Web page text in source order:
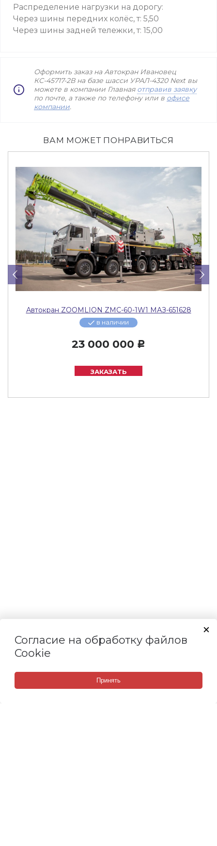
Распределение нагрузки на дорогу:
Через шины передних колёс, т: 5,50
Через шины задней тележки, т: 15,00
Оформить заказ на Автокран Ивановец
КС-45717-2В на базе шасси УРАЛ-4320 Next вы
можете в компании Главная отправив заявку
по почте, а также по телефону или в офисе
компании.
ВАМ МОЖЕТ ПОНРАВИТЬСЯ
Автокран ZOOMLION ZMC-60-1W1 МАЗ-651628
в наличии
23 000 000 Р
ЗАКАЗАТЬ
Согласие на обработку файлов
Cookie
Принять